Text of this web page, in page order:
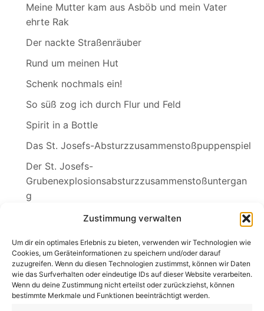
Zustimmung verwalten
Um dir ein optimales Erlebnis zu bieten, verwenden wir Technologien wie
Cookies, um Geräteinformationen zu speichern und/oder darauf
zuzugreifen. Wenn du diesen Technologien zustimmst, können wir Daten
wie das Surfverhalten oder eindeutige IDs auf dieser Website verarbeiten.
Wenn du deine Zustimmung nicht erteilst oder zurückziehst, können
bestimmte Merkmale und Funktionen beeinträchtigt werden.
Meine Mutter kam aus Asböb und mein Vater
ehrte Rak
Der nackte Straßenräuber
Rund um meinen Hut
Schenk nochmals ein!
So süß zog ich durch Flur und Feld
Spirit in a Bottle
Das St. Josefs-Absturzzusammenstoßpuppenspiel
Der St. Josefs-
Grubenexplosionsabsturzzusammenstoßuntergan
g
Search